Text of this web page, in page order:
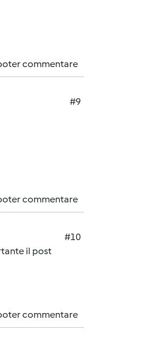
commentare
#9
commentare
#10
il post
commentare